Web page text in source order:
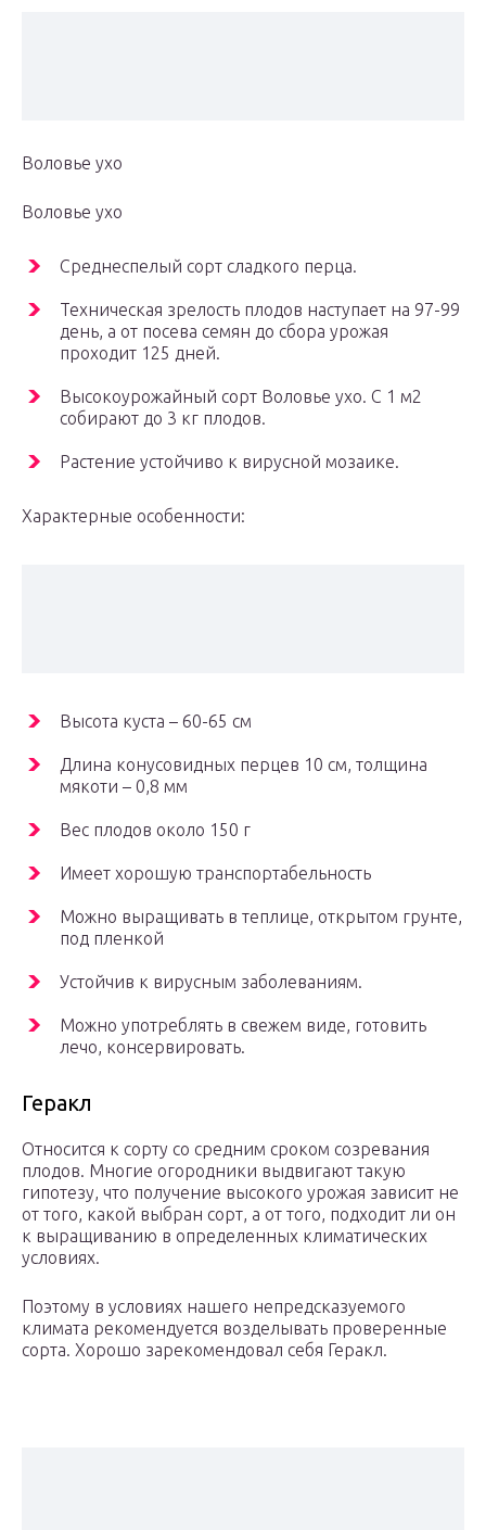
Воловье ухо
Воловье ухо
Среднеспелый сорт сладкого перца.
Техническая зрелость плодов наступает на 97-99
день, а от посева семян до сбора урожая
проходит 125 дней.
Высокоурожайный сорт Воловье ухо. С 1 м2
собирают до 3 кг плодов.
Растение устойчиво к вирусной мозаике.
Характерные особенности:
Высота куста – 60-65 см
Длина конусовидных перцев 10 см, толщина
мякоти – 0,8 мм
Вес плодов около 150 г
Имеет хорошую транспортабельность
Можно выращивать в теплице, открытом грунте,
под пленкой
Устойчив к вирусным заболеваниям.
Можно употреблять в свежем виде, готовить
лечо, консервировать.
Геракл
Относится к сорту со средним сроком созревания
плодов. Многие огородники выдвигают такую
гипотезу, что получение высокого урожая зависит не
от того, какой выбран сорт, а от того, подходит ли он
к выращиванию в определенных климатических
условиях.
Поэтому в условиях нашего непредсказуемого
климата рекомендуется возделывать проверенные
сорта. Хорошо зарекомендовал себя Геракл.